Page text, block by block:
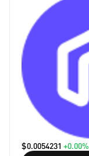
$0.0054231 +0.00%